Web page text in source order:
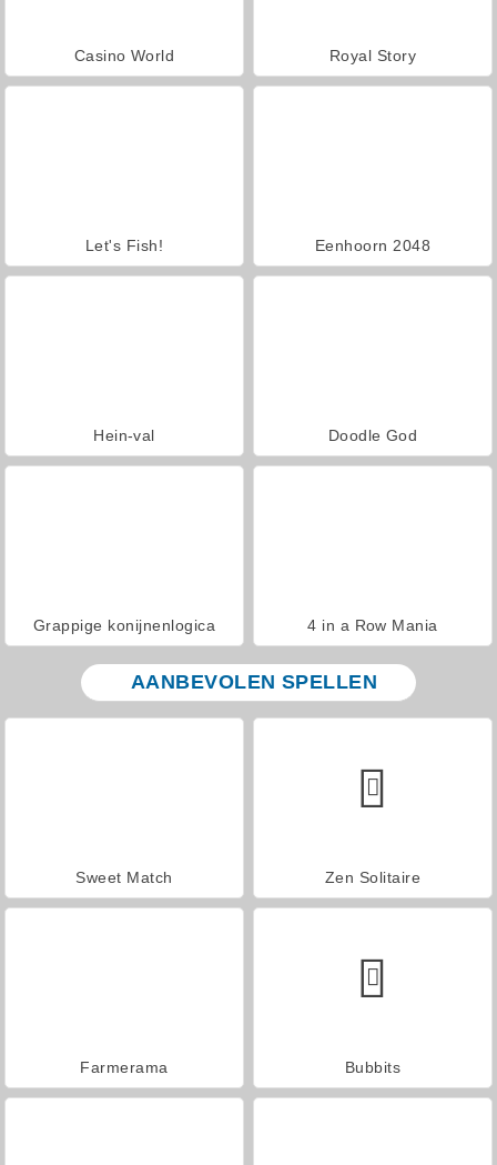
Casino World Royal Story
Let's Fish! Eenhoorn 2048
Hein-val Doodle God
Grappige konijnenlogica 4 in a Row Mania
AANBEVOLEN SPELLEN
Sweet Match Zen Solitaire
Farmerama Bubbits